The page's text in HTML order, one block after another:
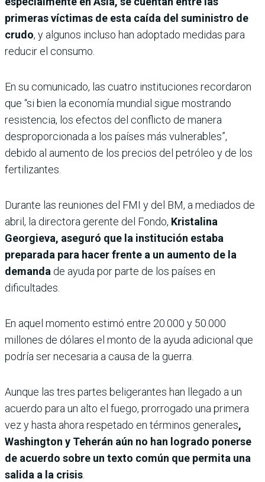
primeras víctimas de esta caída del suministro de
crudo, y algunos incluso han adoptado medidas para
reducir el consumo.
En su comunicado, las cuatro instituciones recordaron
que “si bien la economía mundial sigue mostrando
resistencia, los efectos del conflicto de manera
desproporcionada a los países más vulnerables”,
debido al aumento de los precios del petróleo y de los
fertilizantes.
Durante las reuniones del FMI y del BM, a mediados de
abril, la directora gerente del Fondo, Kristalina
Georgieva, aseguró que la institución estaba
preparada para hacer frente a un aumento de la
demanda de ayuda por parte de los países en
dificultades.
En aquel momento estimó entre 20.000 y 50.000
millones de dólares el monto de la ayuda adicional que
podría ser necesaria a causa de la guerra.
Aunque las tres partes beligerantes han llegado a un
acuerdo para un alto el fuego, prorrogado una primera
vez y hasta ahora respetado en términos generales,
Washington y Teherán aún no han logrado ponerse
de acuerdo sobre un texto común que permita una
salida a la crisis